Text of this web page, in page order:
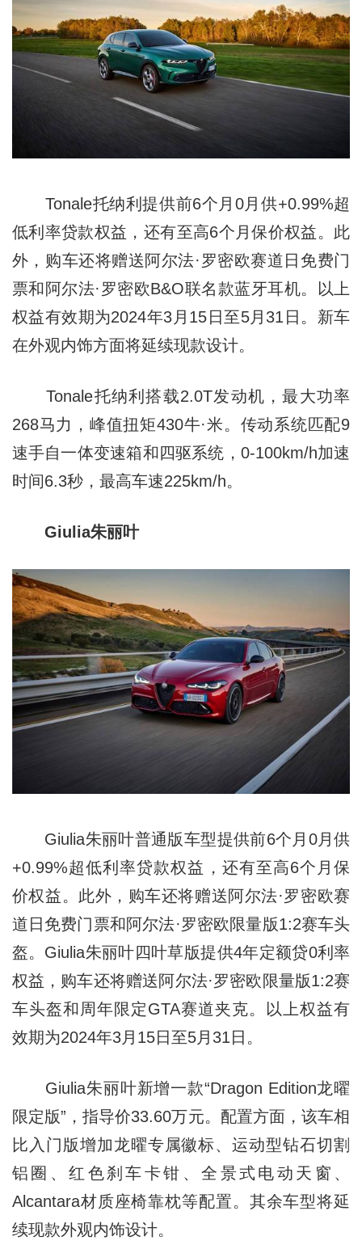
Tonale托纳利提供前6个月0月供+0.99%超
低利率贷款权益，还有至高6个月保价权益。此
外，购车还将赠送阿尔法·罗密欧赛道日免费门
票和阿尔法·罗密欧B&O联名款蓝牙耳机。以上
权益有效期为2024年3月15日至5月31日。新车
在外观内饰方面将延续现款设计。
Tonale托纳利搭载2.0T发动机，最大功率
268马力，峰值扭矩430牛·米。传动系统匹配9
速手自一体变速箱和四驱系统，0-100km/h加速
时间6.3秒，最高车速225km/h。
Giulia朱丽叶
Giulia朱丽叶普通版车型提供前6个月0月供
+0.99%超低利率贷款权益，还有至高6个月保
价权益。此外，购车还将赠送阿尔法·罗密欧赛
道日免费门票和阿尔法·罗密欧限量版1:2赛车头
盔。Giulia朱丽叶四叶草版提供4年定额贷0利率
权益，购车还将赠送阿尔法·罗密欧限量版1:2赛
车头盔和周年限定GTA赛道夹克。以上权益有
效期为2024年3月15日至5月31日。
Giulia朱丽叶新增一款“Dragon Edition龙曜
限定版”，指导价33.60万元。配置方面，该车相
比入门版增加龙曜专属徽标、运动型钻石切割
铝圈、红色刹车卡钳、全景式电动天窗、
Alcantara材质座椅靠枕等配置。其余车型将延
续现款外观内饰设计。